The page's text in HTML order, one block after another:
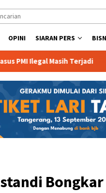
OPINI SIARAN PERS
Ilegal Masih Terjadi
Bongkar